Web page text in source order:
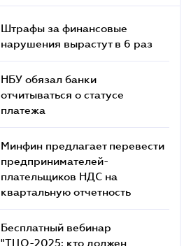
Штрафы за финансовые
нарушения вырастут в 6 раз
НБУ обязал банки
отчитываться о статусе
платежа
Минфин предлагает перевести
предпринимателей-
плательщиков НДС на
квартальную отчетность
Бесплатный вебинар
"ТЦО-2025: кто должен